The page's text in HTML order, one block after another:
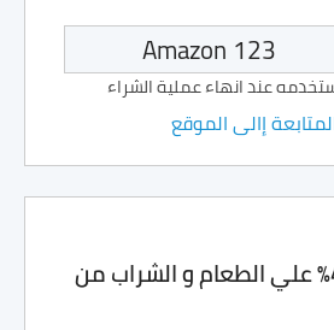
عند انهاء عملية الشراء
إالى الموقع
خصم يصل إلي 40% علي الطعام و الشراب من